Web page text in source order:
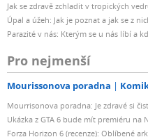
Jak se zdravě zchladit v tropických
Úpal a úžeh: Jak je poznat a jak se z
Parazité v nás: Kterým se u nás líbí a
Pro nejmenší
Mourissonova poradna
Mourrisonova poradna: Je zdravé si
Ukázka z GTA 6 bude mít premiéru na
Forza Horizon 6 (recenze): Oblíbené